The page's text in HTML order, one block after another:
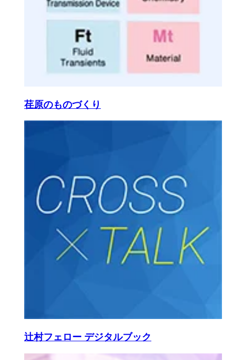
荏原のものづくり
辻村フェロー デジタルブック